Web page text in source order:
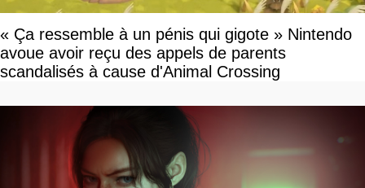
« Ça ressemble à un pénis qui gigote » Nintendo
avoue avoir reçu des appels de parents
scandalisés à cause d'Animal Crossing